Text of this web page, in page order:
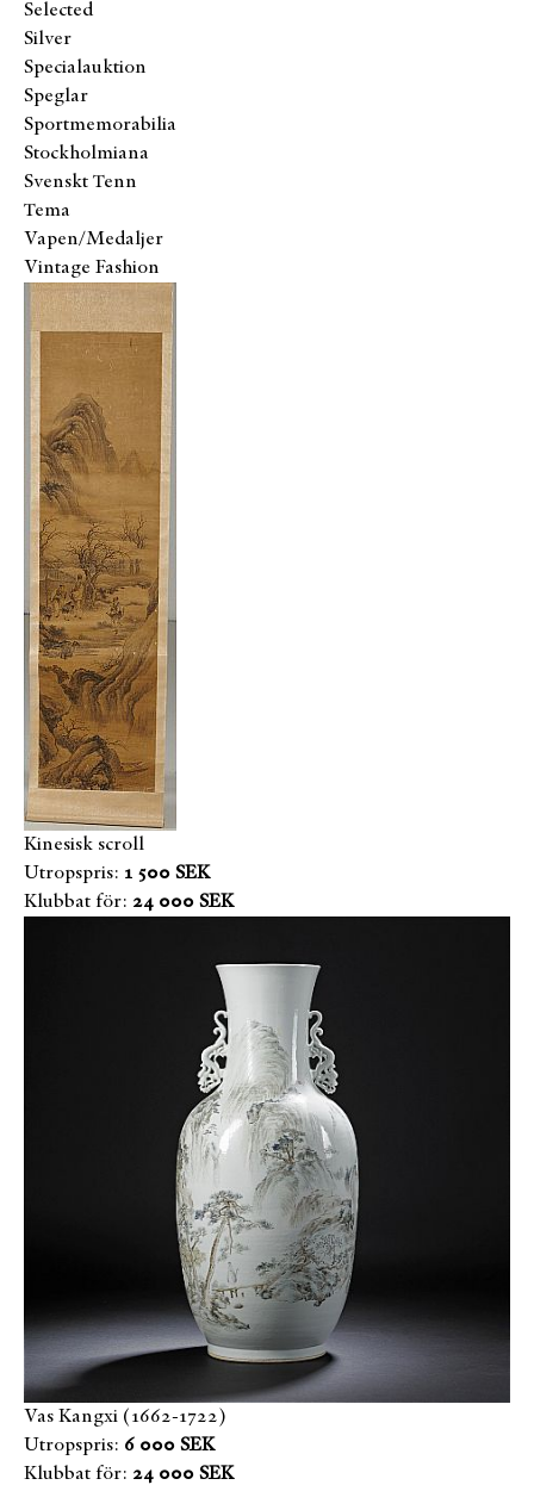
Selected
Silver
Specialauktion
Speglar
Sportmemorabilia
Stockholmiana
Svenskt Tenn
Tema
Vapen/Medaljer
Vintage Fashion
Kinesisk scroll
Utropspris: 1 500 SEK
Klubbat för: 24 000 SEK
Vas Kangxi (1662-1722)
Utropspris: 6 000 SEK
Klubbat för: 24 000 SEK